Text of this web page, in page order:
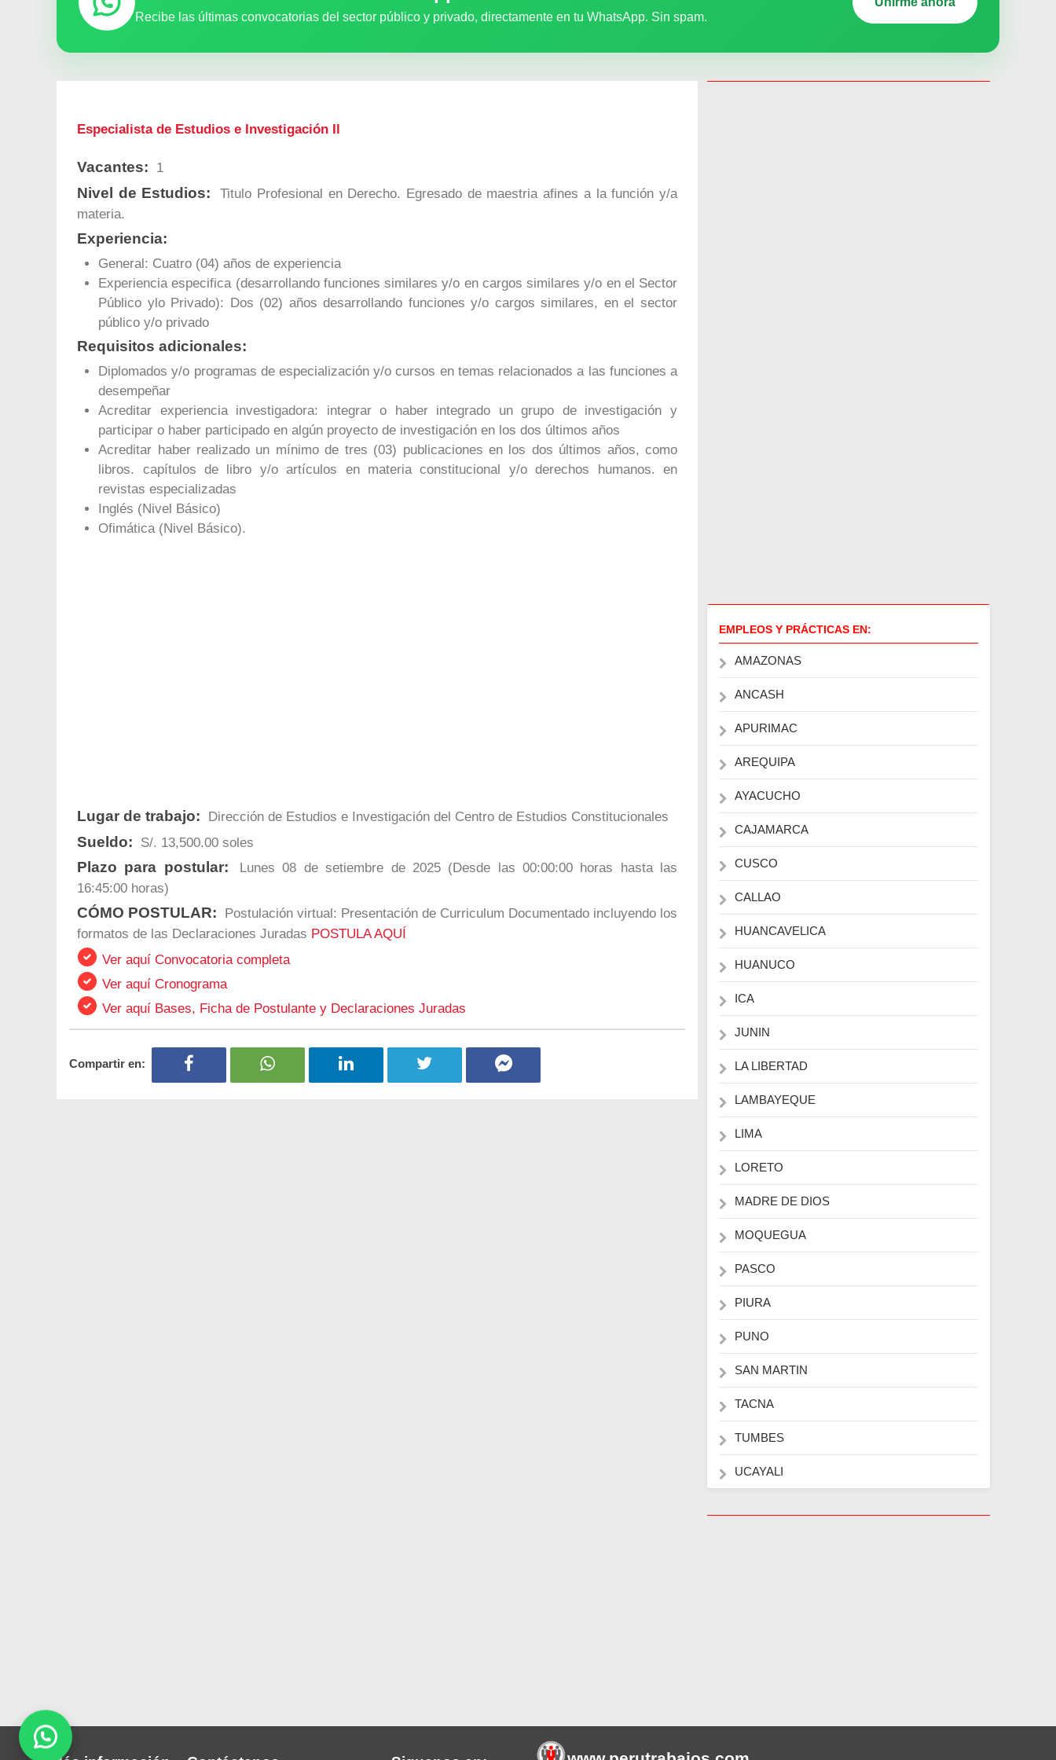
Recibe las últimas convocatorias del sector público y privado, directamente en tu WhatsApp. Sin spam.
Especialista de Estudios e Investigación Il
Vacantes: 1
Nivel de Estudios:
Titulo Profesional en Derecho. Egresado de maestria afines a la función y/a
materia.
Experiencia:
General: Cuatro (04) años de experiencia
Experiencia especifica (desarrollando funciones similares y/o en cargos similares y/o en el Sector
Público ylo Privado): Dos (02) años desarrollando funciones y/o cargos similares, en el sector
público y/o privado
Requisitos adicionales:
Diplomados y/o programas de especialización y/o cursos en temas relacionados a las funciones a
desempeñar
Acreditar experiencia investigadora: integrar o haber integrado un grupo de investigación y
participar o haber participado en algún proyecto de investigación en los dos últimos años
Acreditar haber realizado un mínimo de tres (03) publicaciones en los dos últimos años, como
libros. capítulos de libro y/o artículos en materia constitucional y/o derechos humanos. en
revistas especializadas
Inglés (Nivel Básico)
Ofimática (Nivel Básico).
Lugar de trabajo: Dirección de Estudios e Investigación del Centro de Estudios Constitucionales
Sueldo: S/. 13,500.00 soles
Plazo para postular:
Lunes 08 de setiembre de 2025 (Desde las 00:00:00 horas hasta las
16:45:00 horas)
CÓMO POSTULAR:
Postulación virtual: Presentación de Curriculum Documentado incluyendo los
formatos de las Declaraciones Juradas POSTULA AQUÍ
Ver aquí Convocatoria completa
Ver aquí Cronograma
Ver aquí Bases, Ficha de Postulante y Declaraciones Juradas
Compartir en:
EMPLEOS Y PRÁCTICAS EN:
AMAZONAS
ANCASH
APURIMAC
AREQUIPA
AYACUCHO
CAJAMARCA
CUSCO
CALLAO
HUANCAVELICA
HUANUCO
ICA
JUNIN
LA LIBERTAD
LAMBAYEQUE
LIMA
LORETO
MADRE DE DIOS
MOQUEGUA
PASCO
PIURA
PUNO
SAN MARTIN
TACNA
TUMBES
UCAYALI